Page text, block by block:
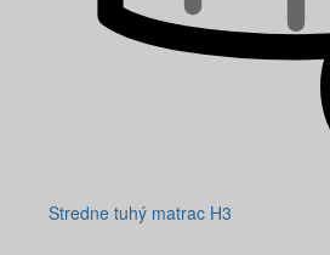
Stredne tuhý matrac H3